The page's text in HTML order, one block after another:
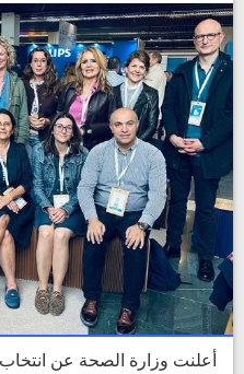
أعلنت وزارة الصحة عن